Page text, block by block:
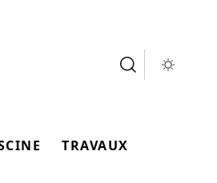
TRAVAUX